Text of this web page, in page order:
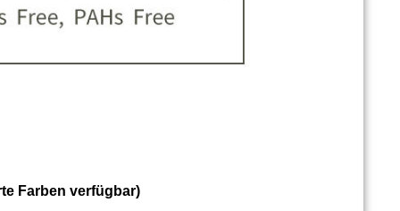
Farben verfügbar)